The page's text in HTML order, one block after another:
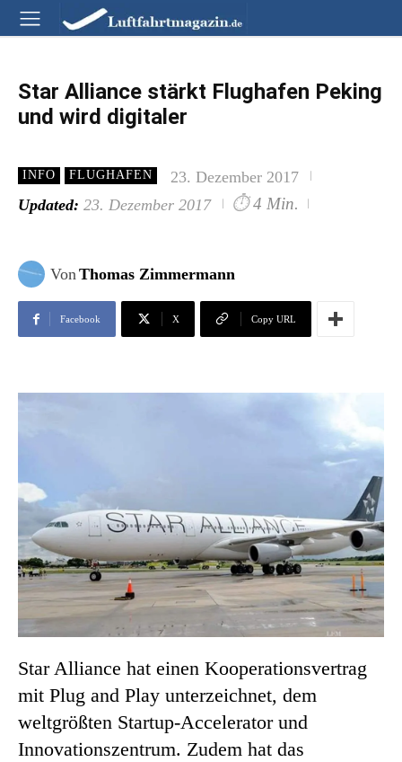
Star Alliance stärkt Flughafen Peking
und wird digitaler
INFO FLUGHAFEN
23. Dezember 2017
Updated: 23. Dezember 2017 ⏱ 4 Min.
VonThomas Zimmermann
Facebook X Copy URL
Star Alliance hat einen Kooperationsvertrag
mit Plug and Play unterzeichnet, dem
weltgrößten Startup-Accelerator und
Innovationszentrum. Zudem hat das